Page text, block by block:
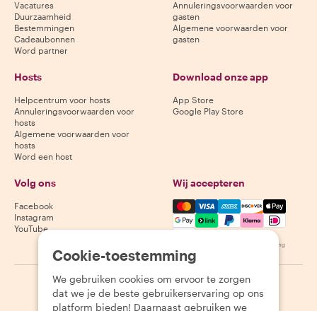
Vacatures
Duurzaamheid
Bestemmingen
Cadeaubonnen
Word partner
Annuleringsvoorwaarden voor
gasten
Algemene voorwaarden voor
gasten
Hosts
Helpcentrum voor hosts
Annuleringsvoorwaarden voor
hosts
Algemene voorwaarden voor
hosts
Word een host
Download onze app
App Store
Google Play Store
Volg ons
Facebook
Instagram
YouTube
Wij accepteren
Mastercard, Visa, Amex,
Beschikbaarheid varieert per bestemming
2026 Withlocals.com Privacybeleid Cookies
Cookie-toestemming
We gebruiken cookies om ervoor te zorgen
dat we je de beste gebruikerservaring op ons
platform bieden! Daarnaast gebruiken we